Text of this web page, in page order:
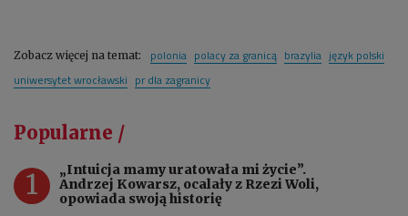
Zobacz więcej na temat: polonia polacy za granicą brazylia język polski
uniwersytet wrocławski pr dla zagranicy
Popularne /
1
„Intuicja mamy uratowała mi życie”.
Andrzej Kowarsz, ocalały z Rzezi Woli,
opowiada swoją historię